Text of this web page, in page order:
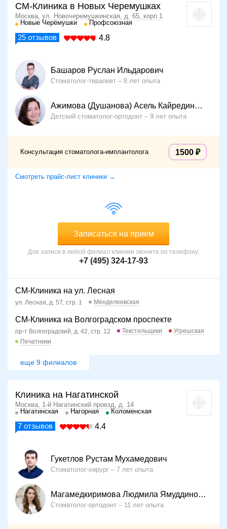
СМ-Клиника в Новых Черемушках
Москва, ул. Новочеремушкинская, д. 65, корп.1
Новые Черёмушки
Профсоюзная
25 отзывов 4.8
Башаров Руслан Ильдарович
Стоматолог-терапевт 8 лет опыта
Ажимова (Душанова) Асель Кайрединовна
Детский стоматолог-ортодонт 9 лет опыта
Консультация стоматолога-имплантолога 1500
Смотреть прайс-лист клиники →
Записаться на прием
Для записи в любой филиал клиники звоните по телефону:
+7 (495) 324-17-93
СМ-Клиника на ул. Лесная
ул. Лесная, д. 57, стр. 1 Менделеевская
СМ-Клиника на Волгоградском проспекте
пр-т Волгоградский, д. 42, стр. 12 Текстильщики
Угрешская
Печатники
еще 9 филиалов
Клиника на Нагатинской
Москва, 1-й Нагатинский проезд, д. 14
Нагатинская
Нагорная Коломенская
7 отзывов 4.4
Гукетлов Рустам Мухамедович
Стоматолог-хирург 7 лет опыта
Магамедкиримова Людмила Ямуддиновна
Стоматолог-ортодонт 11 лет опыта